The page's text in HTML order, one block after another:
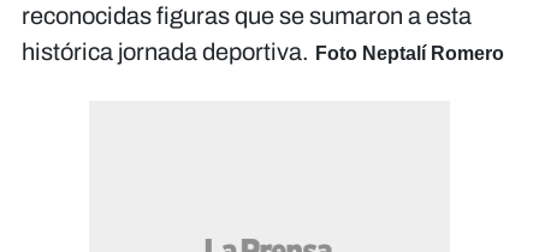
reconocidas figuras que se sumaron a esta
histórica jornada deportiva. Foto Neptalí Romero